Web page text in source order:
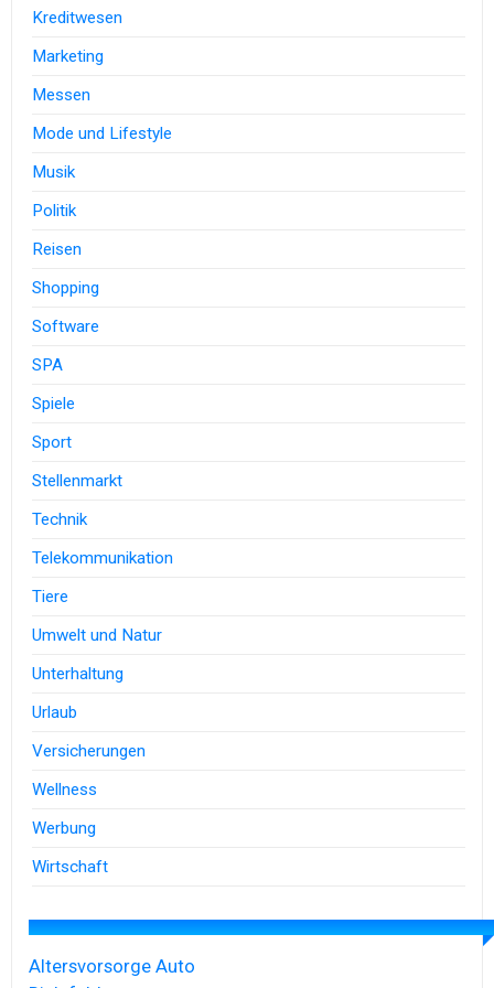
Kreditwesen
Marketing
Messen
Mode und Lifestyle
Musik
Politik
Reisen
Shopping
Software
SPA
Spiele
Sport
Stellenmarkt
Technik
Telekommunikation
Tiere
Umwelt und Natur
Unterhaltung
Urlaub
Versicherungen
Wellness
Werbung
Wirtschaft
Altersvorsorge Auto